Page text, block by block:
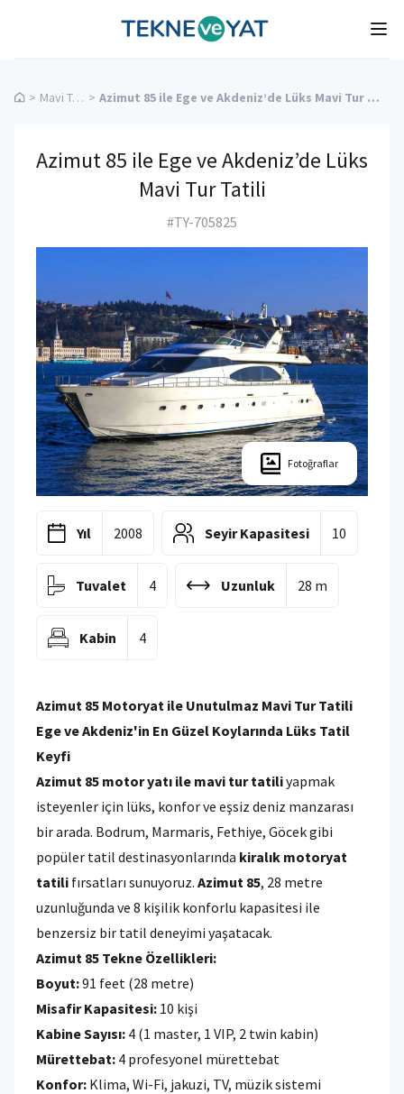
Tekne ve Yat
> Mavi Tur > Azimut 85 ile Ege ve Akdeniz’de Lüks Mavi Tur Tatili
Azimut 85 ile Ege ve Akdeniz’de Lüks
Mavi Tur Tatili
#TY-705825
Fotoğraflar
Yıl 2008 Seyir Kapasitesi 10
Tuvalet 4 Uzunluk 28 m
Kabin 4
Azimut 85 Motoryat ile Unutulmaz Mavi Tur Tatili
Ege ve Akdeniz'in En Güzel Koylarında Lüks Tatil
Keyfi
Azimut 85 motor yatı ile mavi tur tatiliyapmak
isteyenler için lüks, konfor ve eşsiz deniz manzarası
bir arada. Bodrum, Marmaris, Fethiye, Göcek gibi
popüler tatil destinasyonlarında kiralık motoryat
tatili fırsatları sunuyoruz. Azimut 85, 28 metre
uzunluğunda ve 8 kişilik konforlu kapasitesi ile
benzersiz bir tatil deneyimi yaşatacak.
Azimut 85 Tekne Özellikleri:
Boyut:91 feet (28 metre)
Misafir Kapasitesi: 10 kişi
Kabine Sayısı: 4 (1 master, 1 VIP, 2 twin kabin)
Mürettebat: 4 profesyonel mürettebat
Konfor: Klima, Wi-Fi, jakuzi, TV, müzik sistemi